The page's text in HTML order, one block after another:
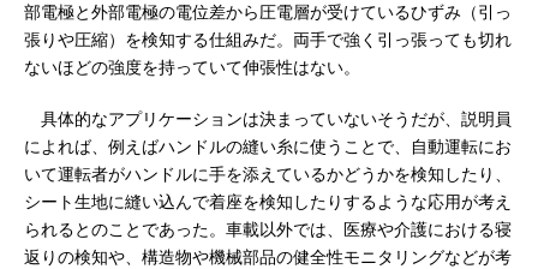
部電極と外部電極の電位差から圧電層が受けているひずみ（引っ
張りや圧縮）を検知する仕組みだ。両手で強く引っ張っても切れ
ないほどの強度を持っていて伸張性はない。
具体的なアプリケーションは決まっていないそうだが、説明員
によれば、例えばハンドルの縫い糸に使うことで、自動運転にお
いて運転者がハンドルに手を添えているかどうかを検知したり、
シート生地に縫い込んで着座を検知したりするような応用が考え
られるとのことであった。車載以外では、医療や介護における寝
返りの検知や、構造物や機械部品の健全性モニタリングなどが考